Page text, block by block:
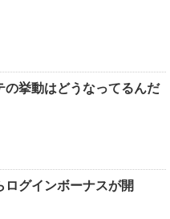
の挙動はどうなってるんだ
ログインボーナスが開